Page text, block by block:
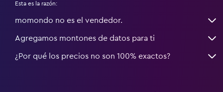
Esta es la razón:
momondo no es el vendedor.
Agregamos montones de datos para ti
¿Por qué los precios no son 100% exactos?